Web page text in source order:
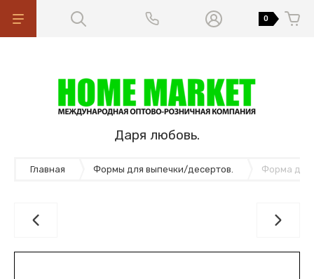
Даря любовь.
0
Главная Формы для выпечки/десертов. Форма для